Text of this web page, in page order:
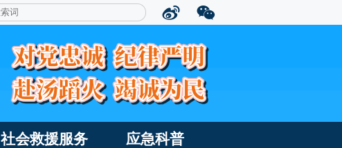
社会救援服务 应急科普